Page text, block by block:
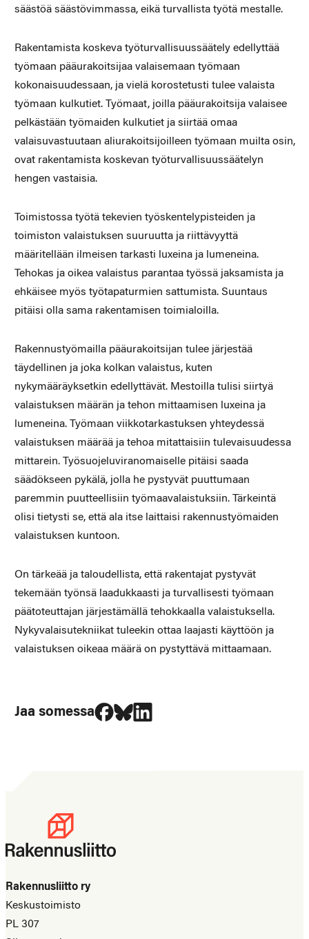
säästöä säästövimmassa, eikä turvallista työtä mestalle.
Rakentamista koskeva työturvallisuussäätely edellyttää
työmaan pääurakoitsijaa valaisemaan työmaan
kokonaisuudessaan, ja vielä korostetusti tulee valaista
työmaan kulkutiet. Työmaat, joilla pääurakoitsija valaisee
pelkästään työmaiden kulkutiet ja siirtää omaa
valaisuvastuutaan aliurakoitsijoilleen työmaan muilta osin,
ovat rakentamista koskevan työturvallisuussäätelyn
hengen vastaisia.
Toimistossa työtä tekevien työskentelypisteiden ja
toimiston valaistuksen suuruutta ja riittävyyttä
määritellään ilmeisen tarkasti luxeina ja lumeneina.
Tehokas ja oikea valaistus parantaa työssä jaksamista ja
ehkäisee myös työtapaturmien sattumista. Suuntaus
pitäisi olla sama rakentamisen toimialoilla.
Rakennustyömailla pääurakoitsijan tulee järjestää
täydellinen ja joka kolkan valaistus, kuten
nykymääräyksetkin edellyttävät. Mestoilla tulisi siirtyä
valaistuksen määrän ja tehon mittaamisen luxeina ja
lumeneina. Työmaan viikkotarkastuksen yhteydessä
valaistuksen määrää ja tehoa mitattaisiin tulevaisuudessa
mittarein. Työsuojeluviranomaiselle pitäisi saada
säädökseen pykälä, jolla he pystyvät puuttumaan
paremmin puutteellisiin työmaavalaistuksiin. Tärkeintä
olisi tietysti se, että ala itse laittaisi rakennustyömaiden
valaistuksen kuntoon.
On tärkeää ja taloudellista, että rakentajat pystyvät
tekemään työnsä laadukkaasti ja turvallisesti työmaan
päätoteuttajan järjestämällä tehokkaalla valaistuksella.
Nykyvalaisutekniikat tuleekin ottaa laajasti käyttöön ja
valaistuksen oikeaa määrä on pystyttävä mittaamaan.
Jaa somessa
Jaa Facebookissa
Jaa Blueskyssa
Jaa LinkedIn:ssä
Rakennusliitto ry
Keskustoimisto
PL 307